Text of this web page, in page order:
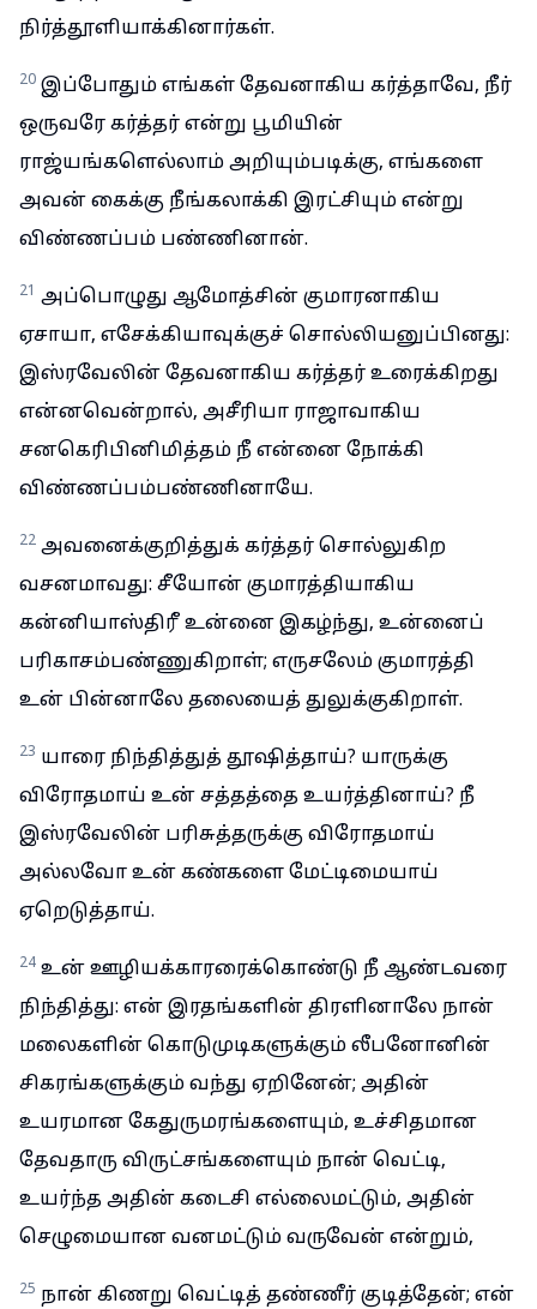
நிர்த்தூளியாக்கினார்கள்.
20 இப்போதும் எங்கள் தேவனாகிய கர்த்தாவே, நீர்
ஒருவரே கர்த்தர் என்று பூமியின்
ராஜ்யங்களெல்லாம் அறியும்படிக்கு, எங்களை
அவன் கைக்கு நீங்கலாக்கி இரட்சியும் என்று
விண்ணப்பம் பண்ணினான்.
21 அப்பொழுது ஆமோத்சின் குமாரனாகிய
ஏசாயா, எசேக்கியாவுக்குச் சொல்லியனுப்பினது:
இஸ்ரவேலின் தேவனாகிய கர்த்தர் உரைக்கிறது
என்னவென்றால், அசீரியா ராஜாவாகிய
சனகெரிபினிமித்தம் நீ என்னை நோக்கி
விண்ணப்பம்பண்ணினாயே.
22 அவனைக்குறித்துக் கர்த்தர் சொல்லுகிற
வசனமாவது: சீயோன் குமாரத்தியாகிய
கன்னியாஸ்திரீ உன்னை இகழ்ந்து, உன்னைப்
பரிகாசம்பண்ணுகிறாள்; எருசலேம் குமாரத்தி
உன் பின்னாலே தலையைத் துலுக்குகிறாள்.
23 யாரை நிந்தித்துத் தூஷித்தாய்? யாருக்கு
விரோதமாய் உன் சத்தத்தை உயர்த்தினாய்? நீ
இஸ்ரவேலின் பரிசுத்தருக்கு விரோதமாய்
அல்லவோ உன் கண்களை மேட்டிமையாய்
ஏறெடுத்தாய்.
24 உன் ஊழியக்காரரைக்கொண்டு நீ ஆண்டவரை
நிந்தித்து: என் இரதங்களின் திரளினாலே நான்
மலைகளின் கொடுமுடிகளுக்கும் லீபனோனின்
சிகரங்களுக்கும் வந்து ஏறினேன்; அதின்
உயரமான கேதுருமரங்களையும், உச்சிதமான
தேவதாரு விருட்சங்களையும் நான் வெட்டி,
உயர்ந்த அதின் கடைசி எல்லைமட்டும், அதின்
செழுமையான வனமட்டும் வருவேன் என்றும்,
25 நான் கிணறு வெட்டித் தண்ணீர் குடித்தேன்; என்